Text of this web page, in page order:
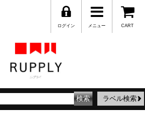
CART
メニュー
ログイン
ラベル検索